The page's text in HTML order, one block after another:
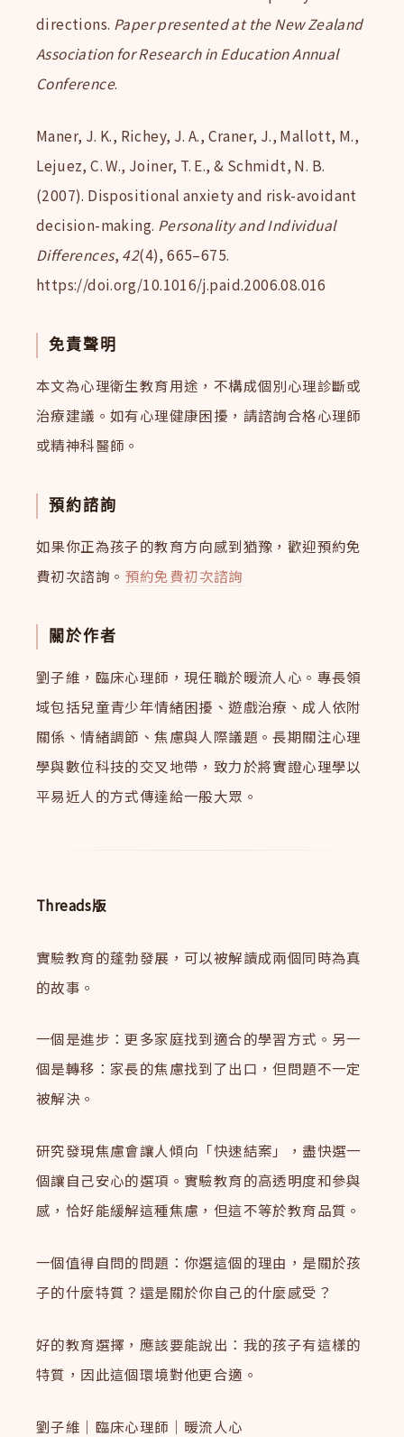
directions. Paper presented at the New Zealand
Association for Research in Education Annual
Conference.
Maner, J. K., Richey, J. A., Craner, J., Mallott, M.,
Lejuez, C. W., Joiner, T. E., & Schmidt, N. B.
(2007). Dispositional anxiety and risk-avoidant
decision-making. Personality and Individual
Differences, 42(4), 665–675.
https://doi.org/10.1016/j.paid.2006.08.016
免責聲明
本文為心理衛生教育用途，不構成個別心理診斷或
治療建議。如有心理健康困擾，請諮詢合格心理師
或精神科醫師。
預約諮詢
如果你正為孩子的教育方向感到猶豫，歡迎預約免
費初次諮詢。 預約免費初次諮詢
關於作者
劉子維，臨床心理師，現任職於暖流人心。專長領
域包括兒童青少年情緒困擾、遊戲治療、成人依附
關係、情緒調節、焦慮與人際議題。長期關注心理
學與數位科技的交叉地帶，致力於將實證心理學以
平易近人的方式傳達給一般大眾。
Threads版
實驗教育的蓬勃發展，可以被解讀成兩個同時為真
的故事。
一個是進步：更多家庭找到適合的學習方式。另一
個是轉移：家長的焦慮找到了出口，但問題不一定
被解決。
研究發現焦慮會讓人傾向「快速結案」，盡快選一
個讓自己安心的選項。實驗教育的高透明度和參與
感，恰好能緩解這種焦慮，但這不等於教育品質。
一個值得自問的問題：你選這個的理由，是關於孩
子的什麼特質？還是關於你自己的什麼感受？
好的教育選擇，應該要能說出：我的孩子有這樣的
特質，因此這個環境對他更合適。
劉子維｜臨床心理師｜暖流人心